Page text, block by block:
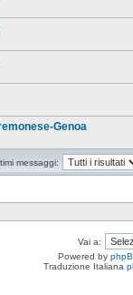
Genoa
messaggi:
Vai a:
Powered by
Traduzione Italiana